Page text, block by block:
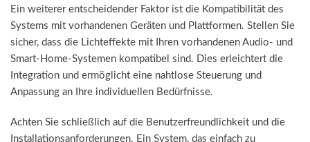
Ein weiterer entscheidender Faktor ist die Kompatibilität des
Systems mit vorhandenen Geräten und Plattformen. Stellen Sie
sicher, dass die Lichteffekte mit Ihren vorhandenen Audio- und
Smart-Home-Systemen kompatibel sind. Dies erleichtert die
Integration und ermöglicht eine nahtlose Steuerung und
Anpassung an Ihre individuellen Bedürfnisse.
Achten Sie schließlich auf die Benutzerfreundlichkeit und die
Installationsanforderungen. Ein System, das einfach zu